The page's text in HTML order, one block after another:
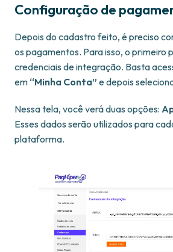
Configuração de
Depois do cadastro feito, é preciso
os pagamentos. Para isso, o primeiro
credenciais de integração. Basta
em “Minha Conta” e depois
Nessa tela, você verá duas opções:
Esses dados serão utilizados para
plataforma.